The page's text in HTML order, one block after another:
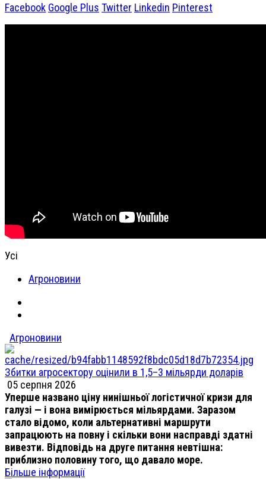
Facebook Google Plus Twitter Linkedin Pinterest
Усі
Агроновини
Агроновини
Збитки агросектору оцінили в 1,5–3 мільярди доларів
05 серпня 2026
Уперше названо ціну нинішньої логістичної кризи для
галузі — і вона вимірюється мільярдами. Заразом
стало відомо, коли альтернативні маршрути
запрацюють на повну і скільки вони насправді здатні
вивезти. Відповідь на друге питання невтішна:
приблизно половину того, що давало море.
Більше інформації